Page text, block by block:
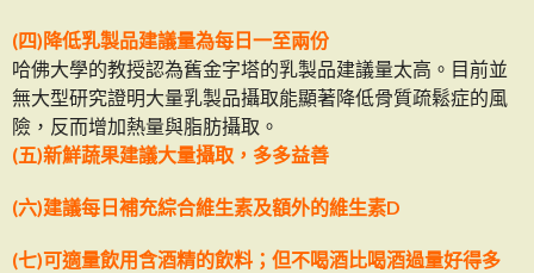
(四)降低乳製品建議量為每日一至兩份
哈佛大學的教授認為舊金字塔的乳製品建議量太高。目前並
無大型研究證明大量乳製品攝取能顯著降低骨質疏鬆症的風
險，反而增加熱量與脂肪攝取。
(五)新鮮蔬果建議大量攝取，多多益善
(六)建議每日補充綜合維生素及額外的維生素D
(七)可適量飲用含酒精的飲料；但不喝酒比喝酒過量好得多